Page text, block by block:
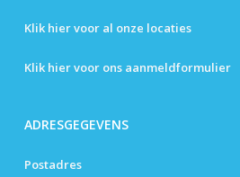
Klik hier voor al onze locaties
Klik hier voor ons aanmeldformulier
ADRESGEGEVENS
Postadres